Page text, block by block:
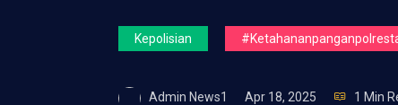
Kepolisian
Admin News1 Apr 18, 2025 1 Min